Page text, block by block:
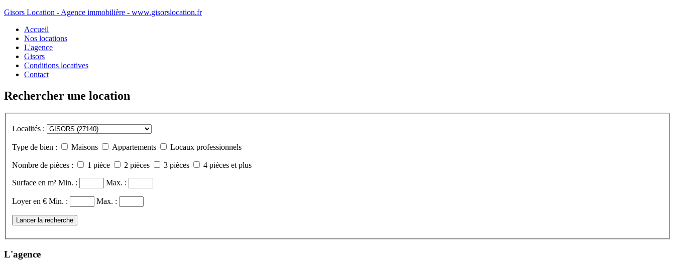
Gisors Location - Agence immobilière - www.gisorslocation.fr
Accueil
Nos locations
L'agence
Gisors
Conditions locatives
Contact
Rechercher une location
Localités :
Type de bien : Maisons Appartements Locaux professionnels
Nombre de pièces : 1 pièce 2 pièces 3 pièces 4 pièces et plus
Surface en m² Min. : Max. :
Loyer en € Min. : Max. :
Lancer la recherche
L'agence